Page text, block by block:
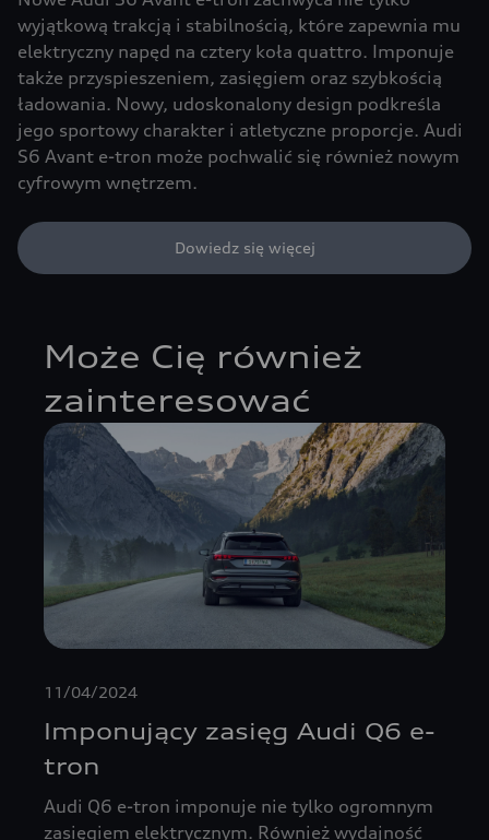
wyjątkową trakcją i stabilnością, które zapewnia mu
elektryczny napęd na cztery koła quattro. Imponuje
także przyspieszeniem, zasięgiem oraz szybkością
ładowania. Nowy, udoskonalony design podkreśla
jego sportowy charakter i atletyczne proporcje. Audi
S6 Avant e-tron może pochwalić się również nowym
cyfrowym wnętrzem.
Dowiedz się więcej
Może Cię również
zainteresować
11/04/2024
Imponujący zasięg Audi Q6 e-
tron
Audi Q6 e-tron imponuje nie tylko ogromnym
zasięgiem elektrycznym. Również wydajność